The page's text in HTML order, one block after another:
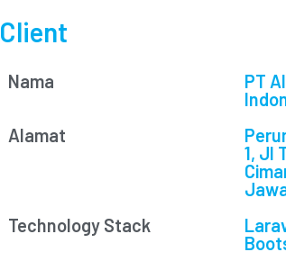
Client
Nama
PT
Alamat
1, Jl
Technology Stack